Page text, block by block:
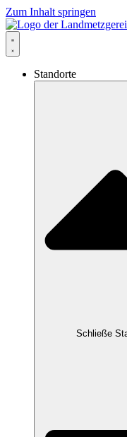
Zum Inhalt springen
Standorte
Schließe